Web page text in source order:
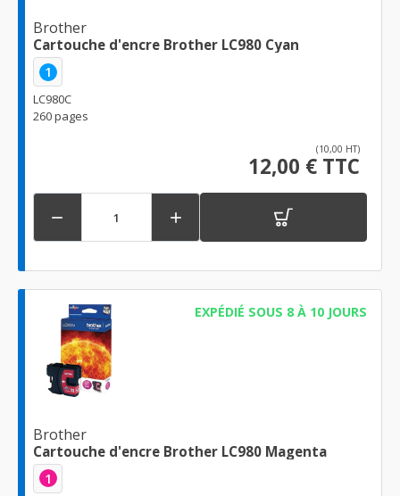
Brother
Cartouche d'encre Brother LC980 Cyan
1
LC980C
260 pages
(10,00 HT)
12,00 € TTC
 
EXPÉDIÉ SOUS 8 À 10 JOURS
Brother
Cartouche d'encre Brother LC980 Magenta
1